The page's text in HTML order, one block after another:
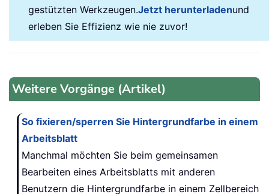
gestützten Werkzeugen.Jetzt herunterladenund
erleben Sie Effizienz wie nie zuvor!
Weitere Vorgänge (Artikel)
So fixieren/sperren Sie Hintergrundfarbe in einem
Arbeitsblatt
Manchmal möchten Sie beim gemeinsamen
Bearbeiten eines Arbeitsblatts mit anderen
Benutzern die Hintergrundfarbe in einem Zellbereich